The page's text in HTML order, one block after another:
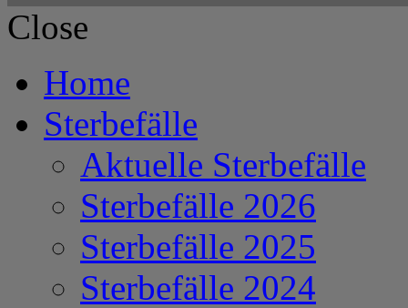
Close
Home
Sterbefälle
Aktuelle Sterbefälle
Sterbefälle 2026
Sterbefälle 2025
Sterbefälle 2024